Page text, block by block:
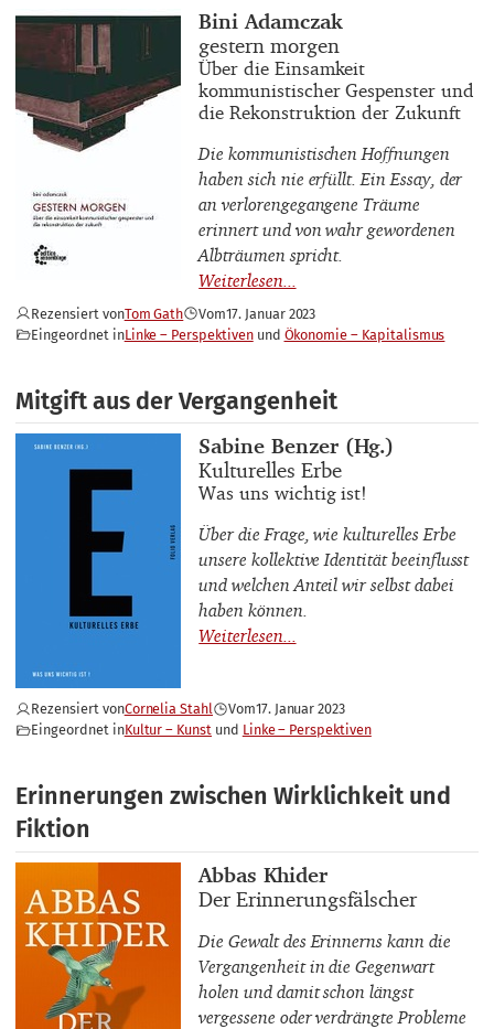
Buchautor_innen
Bini Adamczak
Buchtitel
gestern morgen
Buchuntertitel
Über die Einsamkeit
kommunistischer Gespenster und
die Rekonstruktion der Zukunft
Die kommunistischen Hoffnungen
haben sich nie erfüllt. Ein Essay, der
an verlorengegangene Träume
erinnert und von wahr gewordenen
Albträumen spricht.
Rezensiert vonTom Gath Vom17. Januar 2023
Eingeordnet inLinke – Perspektiven Ökonomie – Kapitalismus
Mitgift aus der Vergangenheit
Buchautor_innen
Sabine Benzer (Hg.)
Buchtitel
Kulturelles Erbe
Buchuntertitel
Was uns wichtig ist!
Über die Frage, wie kulturelles Erbe
unsere kollektive Identität beeinflusst
und welchen Anteil wir selbst dabei
haben können.
Rezensiert vonCornelia Stahl Vom17. Januar 2023
Eingeordnet inKultur – Kunst Linke – Perspektiven
Erinnerungen zwischen Wirklichkeit und
Fiktion
Buchautor_innen
Abbas Khider
Buchtitel
Der Erinnerungsfälscher
Die Gewalt des Erinnerns kann die
Vergangenheit in die Gegenwart
holen und damit schon längst
vergessene oder verdrängte Probleme